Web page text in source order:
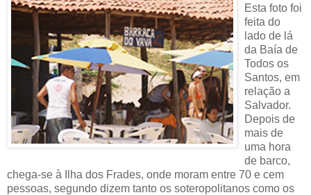
Esta foto foi
feita do
lado de lá
da Baía de
Todos os
Santos, em
relação a
Salvador.
Depois de
mais de
uma hora
de barco,
chega-se à Ilha dos Frades, onde moram entre 70 e cem
pessoas, segundo dizem tanto os soteropolitanos como os